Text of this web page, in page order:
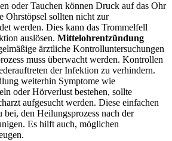
oder Tauchen können Druck auf das Ohr
Ohrstöpsel sollten nicht zur
werden. Dies kann das Trommelfell
auslösen. Mittelohrentzündung
ärztliche Kontrolluntersuchungen
muss überwacht werden. Kontrollen
der Infektion zu verhindern.
weiterhin Symptome wie
oder Hörverlust bestehen, sollte
aufgesucht werden. Diese einfachen
bei, den Heilungsprozess nach der
Es hilft auch, möglichen